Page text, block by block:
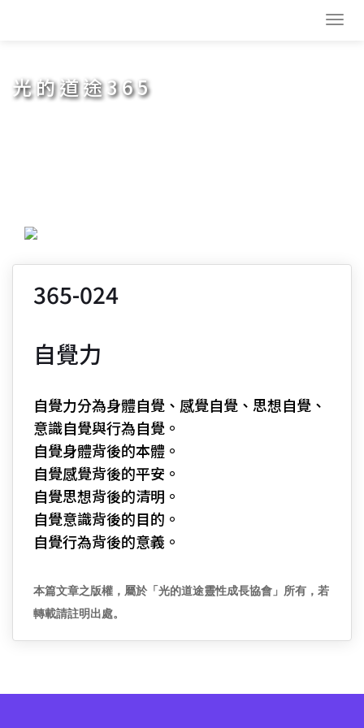
光的道途365
365-024
自覺力
自覺力分為身體自覺、感覺自覺、思想自覺、
意識自覺與行為自覺。
自覺身體背後的本體。
自覺感覺背後的平安。
自覺思想背後的清明。
自覺意識背後的目的。
自覺行為背後的意義。
本篇文章之版權，屬於「光的道途靈性成長協會」所有，若
轉載請註明出處。